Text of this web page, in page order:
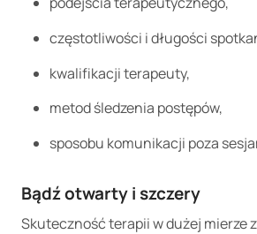
częstotliwości i długości
kwalifikacji terapeuty,
metod śledzenia postępów,
sposobu komunikacji poza
Bądź otwarty i szczery
Skuteczność terapii w dużej mierze